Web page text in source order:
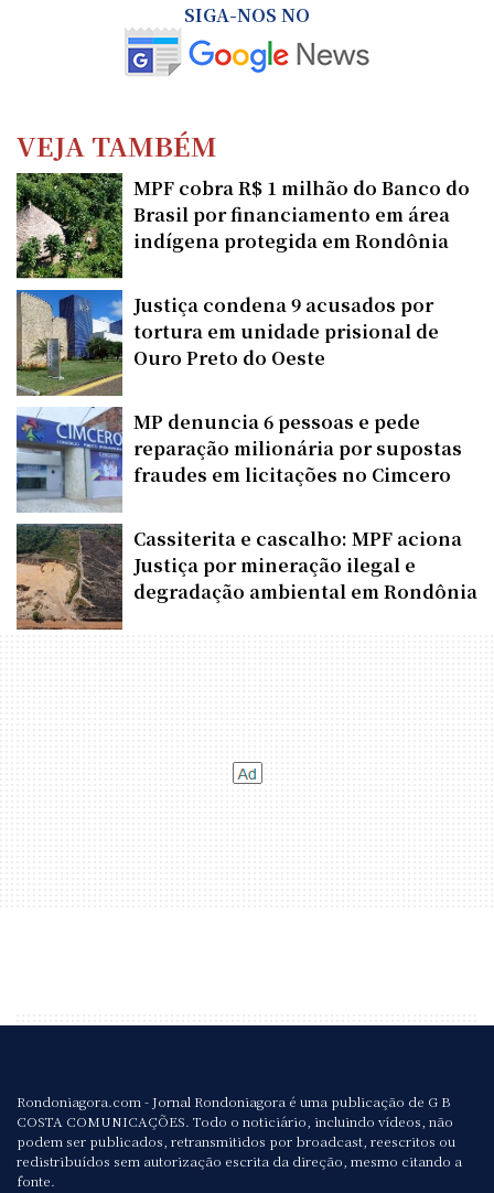
SIGA-NOS NO
VEJA TAMBÉM
MPF cobra R$ 1 milhão do Banco do
Brasil por financiamento em área
indígena protegida em Rondônia
Justiça condena 9 acusados por
tortura em unidade prisional de
Ouro Preto do Oeste
MP denuncia 6 pessoas e pede
reparação milionária por supostas
fraudes em licitações no Cimcero
Cassiterita e cascalho: MPF aciona
Justiça por mineração ilegal e
degradação ambiental em Rondônia
Rondoniagora.com - Jornal Rondoniagora é uma publicação de G B
COSTA COMUNICAÇÕES. Todo o noticiário, incluindo vídeos, não
podem ser publicados, retransmitidos por broadcast, reescritos ou
redistribuídos sem autorização escrita da direção, mesmo citando a
fonte.